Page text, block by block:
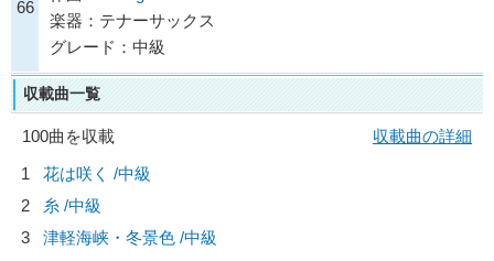
66
楽器：テナーサックス
グレード：中級
収載曲一覧
100曲を収載
収載曲の詳細
1
花は咲く /中級
2
糸 /中級
3
津軽海峡・冬景色 /中級